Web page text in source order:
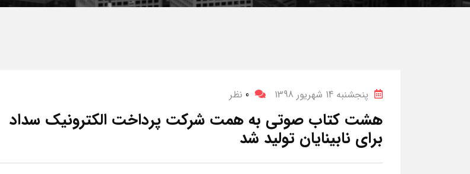
پنجشنبه 14 شهریور 1398 0 نظر
هشت کتاب صوتی به همت شرکت پرداخت الکترونیک سداد
برای نابینایان تولید شد